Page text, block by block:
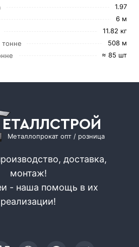
1.97
6 м
11.82 кг
тонне
508 м
≈ 85 шт
ЕТАЛЛСТРОЙ
Металлопрокат опт / розница
доставка,
монтаж!
- наша помощь в их
реализации!